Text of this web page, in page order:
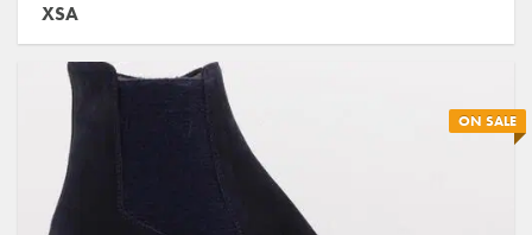
XSA
ON SALE